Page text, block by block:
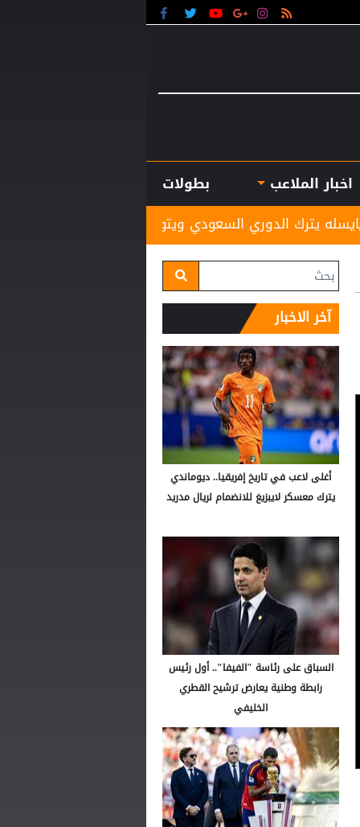
اخبار الملاعب
بطولات
ويتولى القيادة الفنية لفريق إنجليزي بارز
آخر الاخبار
أغلى لاعب في تاريخ إفريقيا.. ديوماندي
يترك معسكر لايبزيغ للانضمام لريال مدريد
السباق على رئاسة "الفيفا".. أول رئيس
رابطة وطنية يعارض ترشيح القطري
الخليفي